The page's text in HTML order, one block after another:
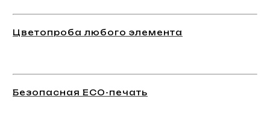
Цветопроба любого элемента
Безопасная ECO-печать